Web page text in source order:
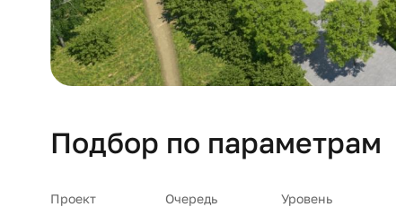
Подбор по параметрам
Проект Очередь Уровень